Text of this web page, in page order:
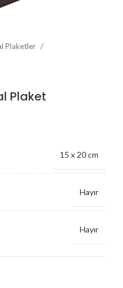
Plaketler
Plaket
15 x 20 cm
Hayır
Hayır